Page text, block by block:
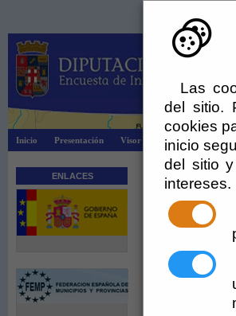
Las
del sitio.
cookies
inicio
del sitio
intereses.
Inicio Presentación Visor Dipalsit
ENLACES Actualidad
25/11/2014
VII Encuentro
01/06/2016
VIII Encuentro